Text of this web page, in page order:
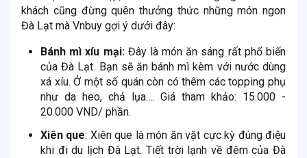
khách cũng đừng quên thưởng thức những món ngon
Đà Lạt mà Vnbuy gợi ý dưới đây:
Bánh mì xíu mại:Đây là món ăn sáng rất phổ biến
của Đà Lạt. Bạn sẽ ăn bánh mì kèm với nước dùng
xá xíu. Ở một số quán còn có thêm các topping phụ
như da heo, chả lụa…. Giá tham khảo: 15.000 -
20.000 VND/ phần.
Xiên que: Xiên que là món ăn vặt cực kỳ đúng điệu
khi đi du lịch Đà Lạt. Tiết trời lạnh về đêm của Đà